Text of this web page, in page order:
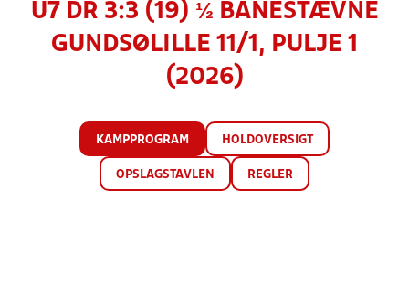
U7 DR 3:3 (19) ½ BANESTÆVNE
GUNDSØLILLE 11/1, PULJE 1
(2026)
KAMPPROGRAM HOLDOVERSIGT
OPSLAGSTAVLEN REGLER